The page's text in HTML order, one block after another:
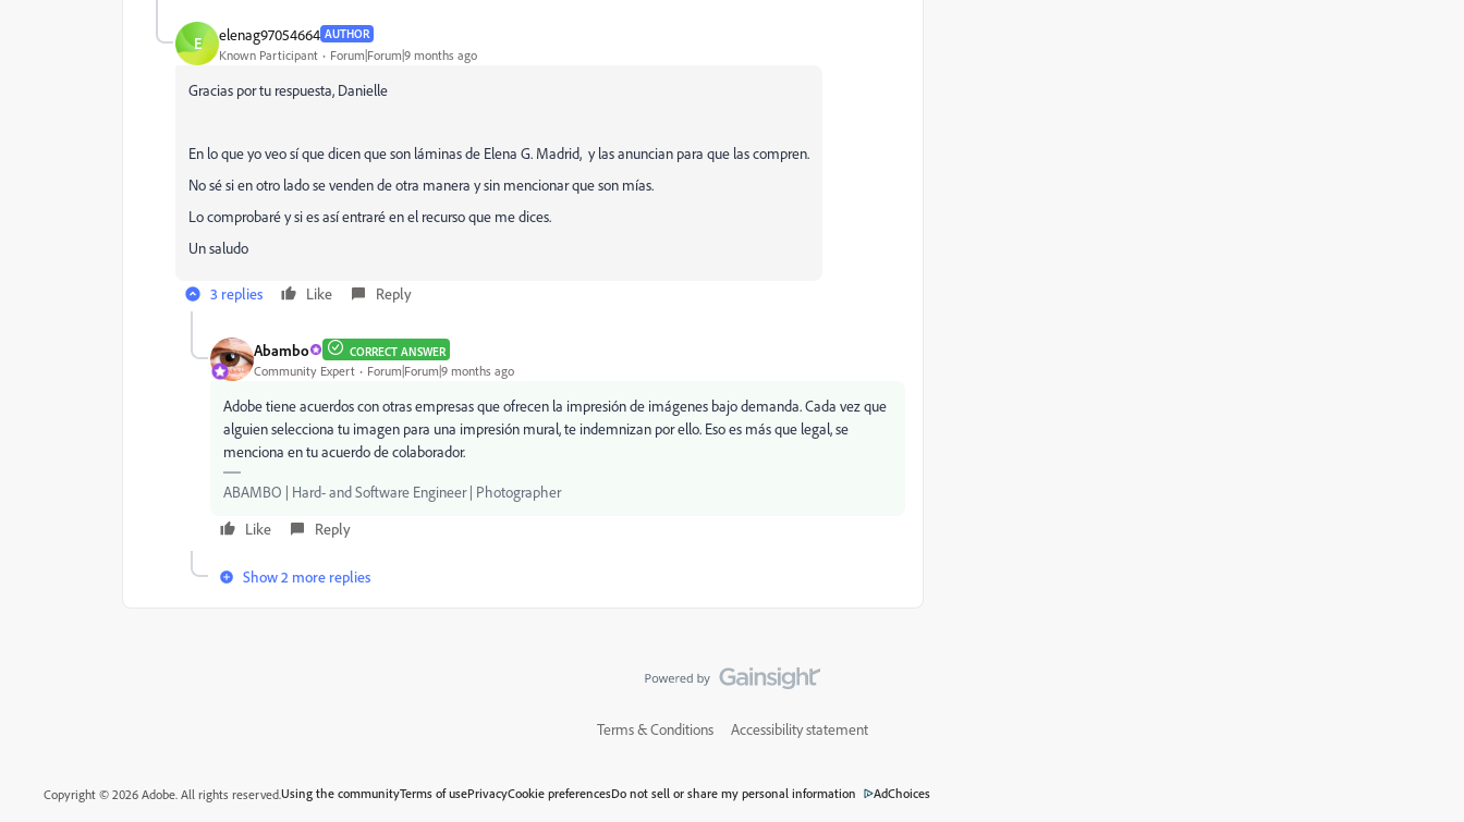
E elenag97054664 AUTHOR
Known Participant Forum|Forum|9 months ago
Gracias por tu respuesta, Danielle
En lo que yo veo sí que dicen que son láminas de Elena G. Madrid, y las anuncian para que las compren.
No sé si en otro lado se venden de otra manera y sin mencionar que son mías.
Lo comprobaré y si es así entraré en el recurso que me dices.
Un saludo
3 replies Like Reply
Abambo CORRECT ANSWER
Community Expert Forum|Forum|9 months ago
Adobe tiene acuerdos con otras empresas que ofrecen la impresión de imágenes bajo demanda. Cada vez que
alguien selecciona tu imagen para una impresión mural, te indemnizan por ello. Eso es más que legal, se
menciona en tu acuerdo de colaborador.
ABAMBO | Hard- and Software Engineer | Photographer
Like
Reply
Show 2 more replies
Terms & Conditions Accessibility statement
Copyright © 2026 Adobe. All rights reserved.Using the communityTerms of usePrivacyCookie preferencesDo not sell or share my personal information AdChoices